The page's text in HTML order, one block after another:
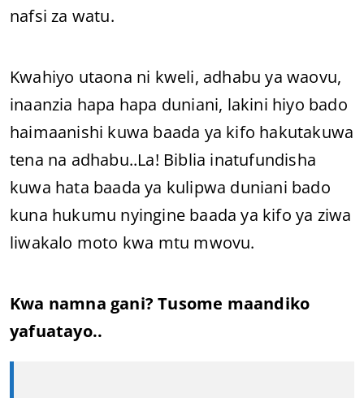
nafsi za watu.
Kwahiyo utaona ni kweli, adhabu ya waovu,
inaanzia hapa hapa duniani, lakini hiyo bado
haimaanishi kuwa baada ya kifo hakutakuwa
tena na adhabu..La! Biblia inatufundisha
kuwa hata baada ya kulipwa duniani bado
kuna hukumu nyingine baada ya kifo ya ziwa
liwakalo moto kwa mtu mwovu.
Kwa namna gani? Tusome maandiko
yafuatayo..